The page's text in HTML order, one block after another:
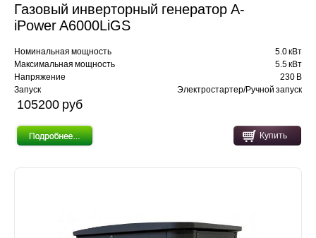
Газовый инверторный генератор A-
iPower A6000LiGS
Номинальная мощность
5.0 кВт
Максимальная мощность
5.5 кВт
Напряжение
230 В
Запуск
Электростартер/Ручной запуск
105200 pуб
Купить